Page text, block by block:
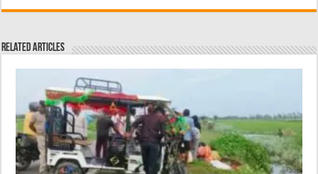
c
e
b
o
o
k
it
r
C
at
ai ss
n
er
at
A
p
Related Articles